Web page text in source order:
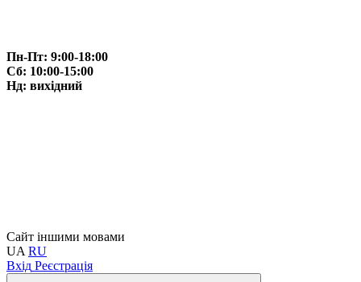
Пн-Пт: 9:00-18:00
Сб: 10:00-15:00
Нд: вихідний
Сайт іншими мовами
UA RU
Вхід Реєстрація